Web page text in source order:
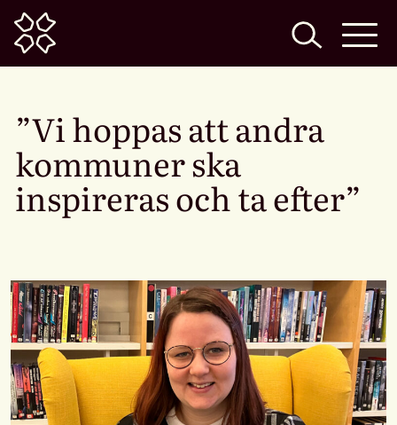
Home
”Vi hoppas att andra
kommuner ska
inspireras och ta efter”